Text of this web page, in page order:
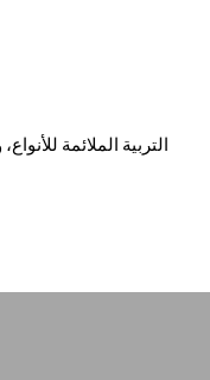
التربية الملائمة